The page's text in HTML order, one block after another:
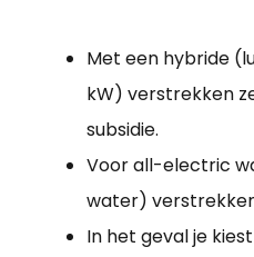
Met een hybride
kW) verstrekken
subsidie.
Voor all-electric
water) verstrekken
In het geval je